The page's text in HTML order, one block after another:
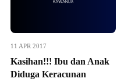
11 APR 2017
Kasihan!!! Ibu dan Anak
Diduga Keracunan